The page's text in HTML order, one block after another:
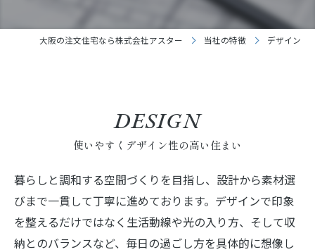
大阪の注文住宅なら株式会社アスター 当社の特徴 デザイン
使いやすくデザイン性の高い住まい
DESIGN
暮らしと調和する空間づくりを目指し、設計から素材選
びまで一貫して丁寧に進めております。デザインで印象
を整えるだけではなく生活動線や光の入り方、そして収
納とのバランスなど、毎日の過ごし方を具体的に想像し